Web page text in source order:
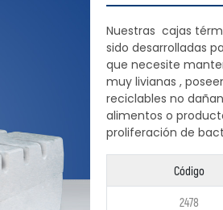
Nuestras cajas
sido desarrolladas
que necesite
muy livianas ,
reciclables no
alimentos o
proliferación de
Código
2478